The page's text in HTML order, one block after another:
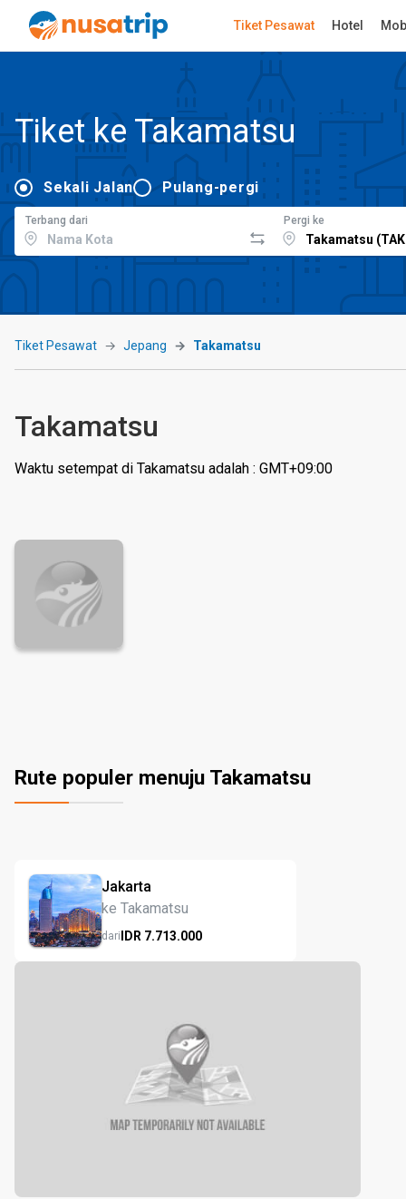
Tiket Pesawat Hotel
Tiket ke Takamatsu
Sekali Jalan Pulang-pergi
Terbang dari Pergi ke
Tiket Pesawat Jepang Takamatsu
Takamatsu
Waktu setempat di Takamatsu adalah : GMT+09:00
Rute populer menuju Takamatsu
Jakarta
ke Takamatsu
dariIDR 7.713.000